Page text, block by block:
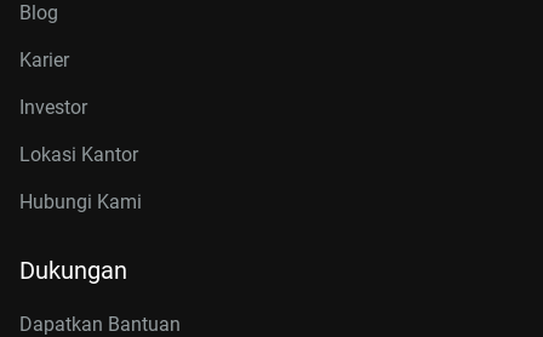
Blog
Karier
Investor
Lokasi Kantor
Hubungi Kami
Dukungan
Dapatkan Bantuan